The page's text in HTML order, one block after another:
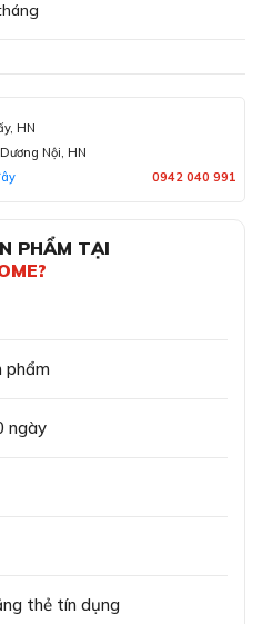
HN
Nội, HN
0942 040 991
PHẨM TẠI
phẩm
ngày
thẻ tín dụng